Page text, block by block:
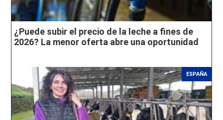
¿Puede subir el precio de la leche a fines de
2026? La menor oferta abre una oportunidad
ESPAÑA